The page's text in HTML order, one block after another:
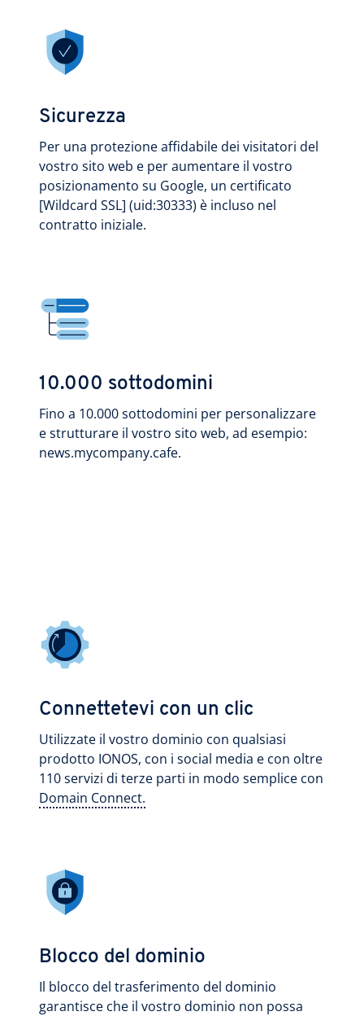
Sicurezza
Per una protezione affidabile dei visitatori del
vostro sito web e per aumentare il vostro
posizionamento su Google, un certificato
[Wildcard SSL] (uid:30333) è incluso nel
contratto iniziale.
10.000 sottodomini
Fino a 10.000 sottodomini per personalizzare
e strutturare il vostro sito web, ad esempio:
news.mycompany.cafe.
Connettetevi con un clic
Utilizzate il vostro dominio con qualsiasi
prodotto IONOS, con i social media e con oltre
110 servizi di terze parti in modo semplice con
Domain Connect.
Blocco del dominio
Il blocco del trasferimento del dominio
garantisce che il vostro dominio non possa